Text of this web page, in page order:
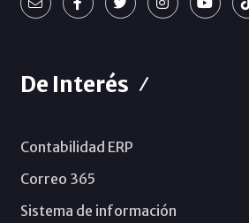
De Interés
Contabilidad ERP
Correo 365
Sistema de información